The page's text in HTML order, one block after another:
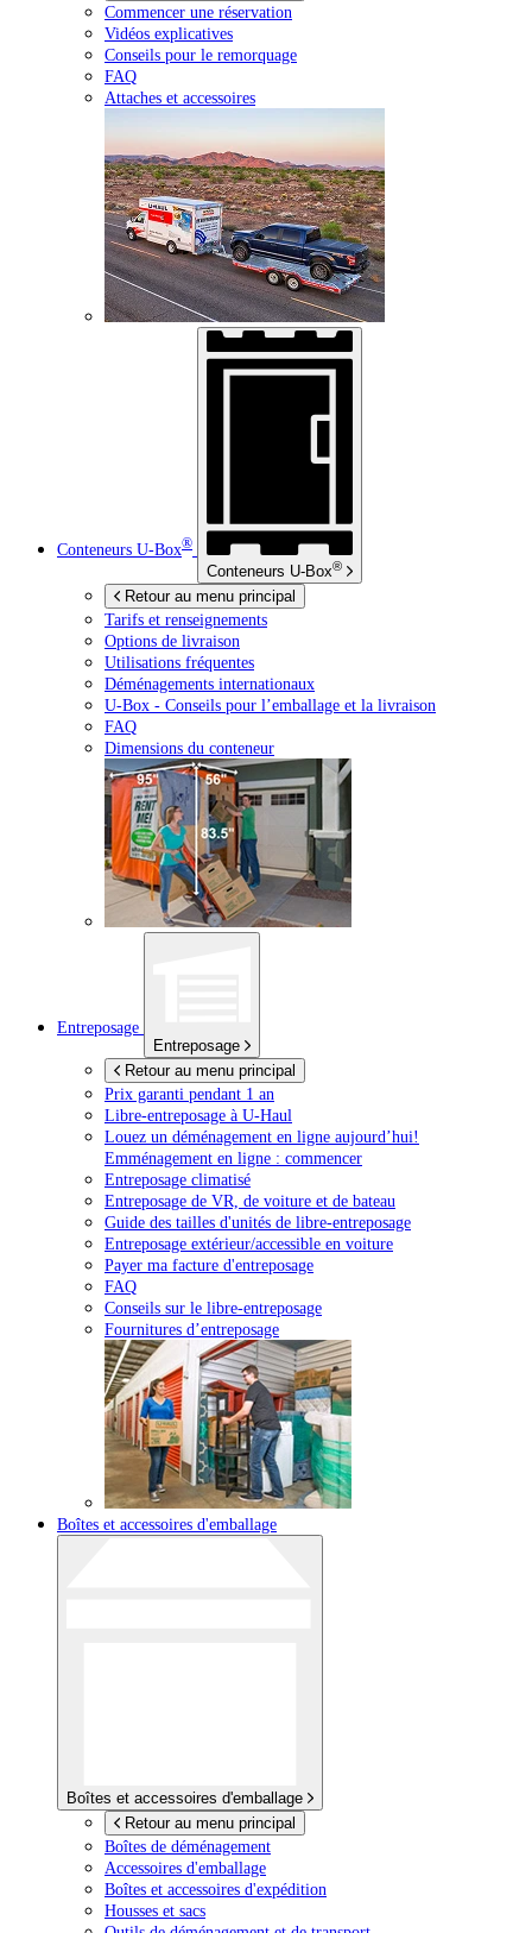
Commencer une réservation
Vidéos explicatives
Conseils pour le remorquage
FAQ
Attaches et accessoires
Conteneurs U-Box®
Conteneurs U-Box®
Retour au menu principal
Tarifs et renseignements
Options de livraison
Utilisations fréquentes
Déménagements internationaux
U-Box - Conseils pour l’emballage et la livraison
FAQ
Dimensions du conteneur
Entreposage
Entreposage
Retour au menu principal
Prix garanti pendant 1 an
Libre-entreposage à U-Haul
Louez un déménagement en ligne aujourd’hui!
Emménagement en ligne : commencer
Entreposage climatisé
Entreposage de VR, de voiture et de bateau
Guide des tailles d'unités de libre-entreposage
Entreposage extérieur/accessible en voiture
Payer ma facture d'entreposage
FAQ
Conseils sur le libre-entreposage
Fournitures d’entreposage
Boîtes et accessoires d'emballage
Boîtes et accessoires d'emballage
Retour au menu principal
Boîtes de déménagement
Accessoires d'emballage
Boîtes et accessoires d'expédition
Housses et sacs